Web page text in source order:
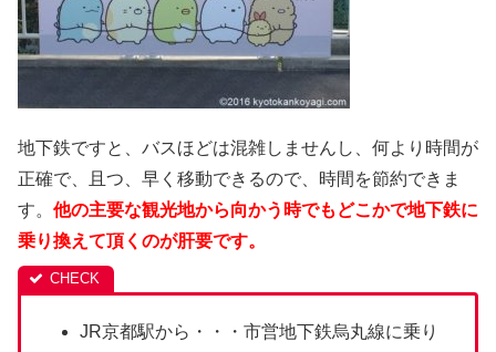
地下鉄ですと、バスほどは混雑しませんし、何より時間が
正確で、且つ、早く移動できるので、時間を節約できま
す。 他の主要な観光地から向かう時でもどこかで地下鉄に
乗り換えて頂くのが肝要です。
JR京都駅から・・・市営地下鉄烏丸線に乗り